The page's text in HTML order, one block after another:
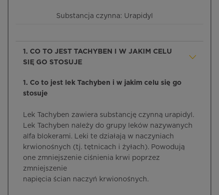
Substancja czynna: Urapidyl
1. CO TO JEST TACHYBEN I W JAKIM CELU
SIĘ GO STOSUJE
1. Co to jest lek Tachyben i w jakim celu się go
stosuje
Lek Tachyben zawiera substancję czynną urapidyl.
Lek Tachyben należy do grupy leków nazywanych
alfa blokerami. Leki te działają w naczyniach
krwionośnych (tj. tętnicach i żyłach). Powodują
one zmniejszenie ciśnienia krwi poprzez
zmniejszenie
napięcia ścian naczyń krwionośnych.